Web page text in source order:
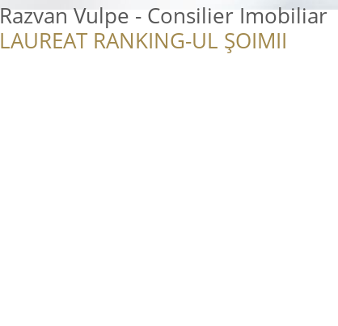
Razvan Vulpe - Consilier Imobiliar
LAUREAT RANKING-UL ȘOIMII